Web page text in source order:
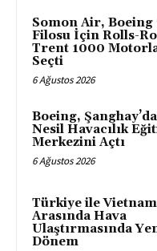
Somon Air, Boeing
Filosu İçin Rolls-
Trent 1000
Seçti
6 Ağustos 2026
Boeing,
Nesil Havacılık
Merkezini Açtı
6 Ağustos 2026
Türkiye ile Vietnam
Arasında Hava
Ulaştırmasında
Dönem